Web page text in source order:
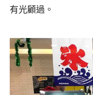
有光顧過。